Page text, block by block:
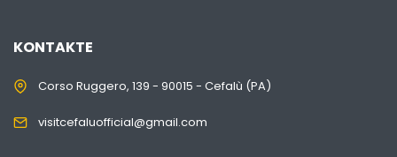
KONTAKTE
Corso Ruggero, 139 - 90015 - Cefalù (PA)
visitcefaluofficial@gmail.com